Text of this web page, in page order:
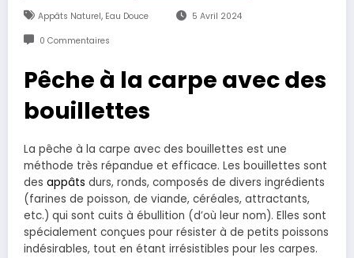
Appâts Naturel, Eau Douce 5 Avril 2024
0 Commentaires
Pêche à la carpe avec des
bouillettes
La pêche à la carpe avec des bouillettes est une
méthode très répandue et efficace. Les bouillettes sont
des appâts durs, ronds, composés de divers ingrédients
(farines de poisson, de viande, céréales, attractants,
etc.) qui sont cuits à ébullition (d’où leur nom). Elles sont
spécialement conçues pour résister à de petits poissons
indésirables, tout en étant irrésistibles pour les carpes.